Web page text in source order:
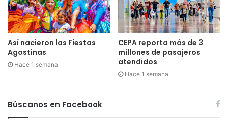
Así nacieron las Fiestas
Agostinas
Hace 1 semana
CEPA reporta más de 3
millones de pasajeros
atendidos
Hace 1 semana
Búscanos en Facebook